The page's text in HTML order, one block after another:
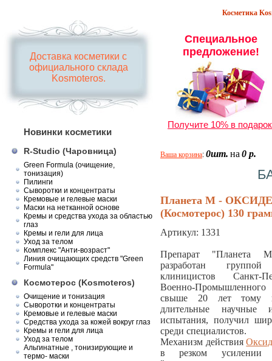
Косметика
Доставка косметики с
официального склада
Kosmoteros.
Новинки косметики
R-Studio (Чаровница)
Green Formula (очищение,
тонизация)
Пилинги
Сыворотки и концентраты
Кремовые и гелевые маски
Маски на нетканной основе
Кремы и средства ухода за областью
глаз
Кремы и гели для лица
Уход за телом
Комплекс "Анти-возраст"
Линия очищающих средств "Green
Formula"
Космотерос (Kosmoteros)
Очищение и тонизация
Сыворотки и концентраты
Кремовые и гелевые маски
Средства ухода за кожей вокруг глаз
Кремы и гели для лица
Уход за телом
Альгинатные , тонизирующие и
термо- маски
Специальное
предложение!
Получите 10% в
Ваша корзина: 0шт. на 0 р.
Планета М -
(Космотерос) 130
Артикул: 1331
Препарат
разработан
клиницистов Санкт-
Военно-
свыше 20 лет тому
длительные научные
испытания, получил
среди специалистов.
Механизм действия
в резком усилении